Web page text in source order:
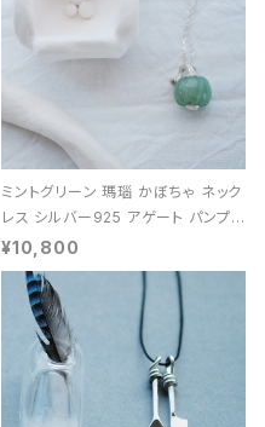
ミントグリーン 瑪瑙 かぼちゃ ネック
レス シルバー925 アゲート パンプキ
ン 天然石 レディース
¥10,800